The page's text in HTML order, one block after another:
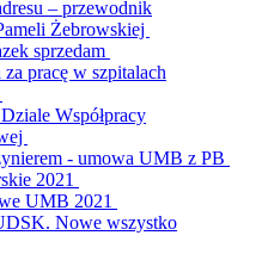
– przewodnik
Żebrowskiej
sprzedam
pracę w szpitalach
Współpracy
- umowa UMB z PB
2021
UMB 2021
Nowe wszystko